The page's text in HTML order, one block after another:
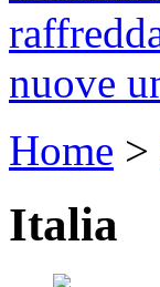
nuove
Home >
Italia